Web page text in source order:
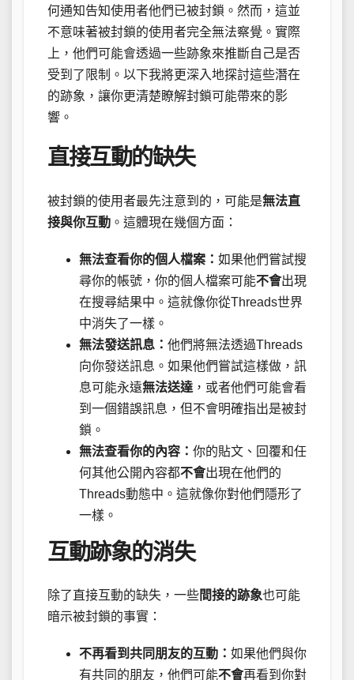
何通知告知使用者他們已被封鎖。然而，這並
不意味著被封鎖的使用者完全無法察覺。實際
上，他們可能會透過一些跡象來推斷自己是否
受到了限制。以下我將更深入地探討這些潛在
的跡象，讓你更清楚瞭解封鎖可能帶來的影
響。
直接互動的缺失
被封鎖的使用者最先注意到的，可能是無法直
接與你互動 。這體現在幾個方面：
無法查看你的個人檔案： 如果他們嘗試搜
尋你的帳號，你的個人檔案可能不會出現
在搜尋結果中。這就像你從Threads世界
中消失了一樣。
無法發送訊息： 他們將無法透過Threads
向你發送訊息。如果他們嘗試這樣做，訊
息可能永遠無法送達 ，或者他們可能會看
到一個錯誤訊息，但不會明確指出是被封
鎖。
無法查看你的內容： 你的貼文、回覆和任
何其他公開內容都不會出現在他們的
Threads動態中。這就像你對他們隱形了
一樣。
互動跡象的消失
除了直接互動的缺失，一些間接的跡象也可能
暗示被封鎖的事實：
不再看到共同朋友的互動： 如果他們與你
有共同的朋友，他們可能不會再看到你對